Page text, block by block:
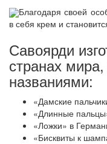
Благодаря своей
в себя крем и
Савоярди
странах
названиями:
«Дамские
«Длинные
«Ложки» в
«Бисквиты к